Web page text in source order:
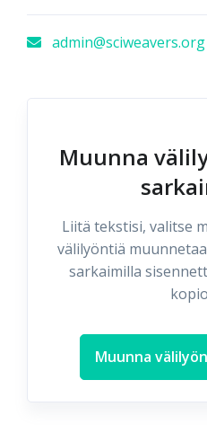
admin@sciweavers.org
Muunna
Liitä tekstisi, valitse
välilyöntiä
sarkaimilla
Muunna